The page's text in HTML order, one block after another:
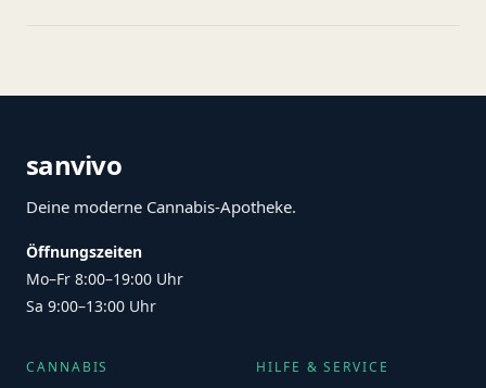
sanvivo
Deine moderne Cannabis-Apotheke.
Öffnungszeiten
Mo–Fr 8:00–19:00 Uhr
Sa 9:00–13:00 Uhr
CANNABIS HILFE & SERVICE